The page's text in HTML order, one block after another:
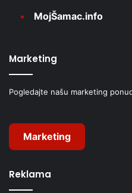
MojŠamac.info
Marketing
Pogledajte našu marketing
Marketing
Reklama